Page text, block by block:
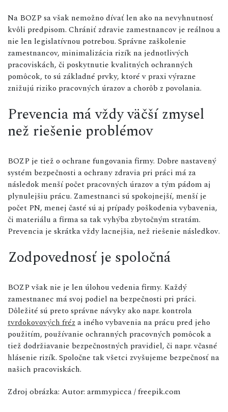
Na BOZP sa však nemožno dívať len ako na nevyhnutnosť
kvôli predpisom. Chrániť zdravie zamestnancov je reálnou a
nie len legislatívnou potrebou. Správne zaškolenie
zamestnancov, minimalizácia rizík na jednotlivých
pracoviskách, či poskytnutie kvalitných ochranných
pomôcok, to sú základné prvky, ktoré v praxi výrazne
znižujú riziko pracovných úrazov a chorôb z povolania.
Prevencia má vždy väčší zmysel
než riešenie problémov
BOZP je tiež o ochrane fungovania firmy. Dobre nastavený
systém bezpečnosti a ochrany zdravia pri práci má za
následok menší počet pracovných úrazov a tým pádom aj
plynulejšiu prácu. Zamestnanci sú spokojnejší, menší je
počet PN, menej časté sú aj prípady poškodenia vybavenia,
či materiálu a firma sa tak vyhýba zbytočným stratám.
Prevencia je skrátka vždy lacnejšia, než riešenie následkov.
Zodpovednosť je spoločná
BOZP však nie je len úlohou vedenia firmy. Každý
zamestnanec má svoj podiel na bezpečnosti pri práci.
Dôležité sú preto správne návyky ako napr. kontrola
tvrdokovových fréza iného vybavenia na prácu pred jeho
použitím, používanie ochranných pracovných pomôcok a
tiež dodržiavanie bezpečnostných pravidiel, či napr. včasné
hlásenie rizík. Spoločne tak všetci zvyšujeme bezpečnosť na
našich pracoviskách.
Zdroj obrázka: Autor: armmypicca / freepik.com